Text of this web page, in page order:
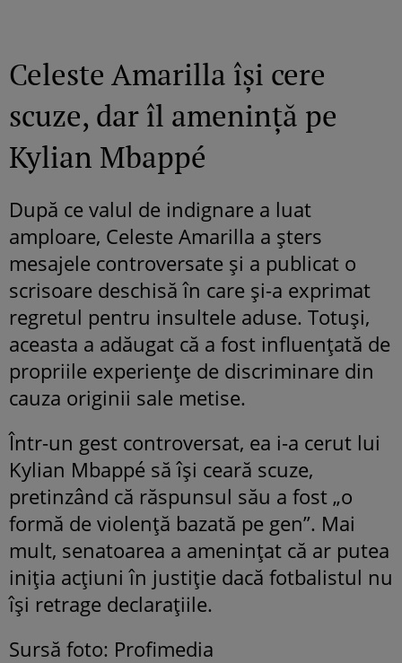
Celeste Amarilla își cere
scuze, dar îl amenință pe
Kylian Mbappé
După ce valul de indignare a luat
amploare, Celeste Amarilla a șters
mesajele controversate și a publicat o
scrisoare deschisă în care și-a exprimat
regretul pentru insultele aduse. Totuși,
aceasta a adăugat că a fost influențată de
propriile experiențe de discriminare din
cauza originii sale metise.
Într-un gest controversat, ea i-a cerut lui
Kylian Mbappé să își ceară scuze,
pretinzând că răspunsul său a fost „o
formă de violență bazată pe gen”. Mai
mult, senatoarea a amenințat că ar putea
iniția acțiuni în justiție dacă fotbalistul nu
își retrage declarațiile.
Sursă foto: Profimedia